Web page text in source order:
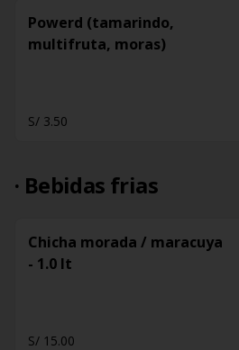
Powerd (tamarindo,
multifruta, moras)
S/ 3.50
· Bebidas frias
Chicha morada / maracuya
- 1.0 lt
S/ 15.00